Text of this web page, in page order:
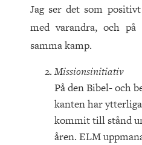
Jag ser det som
med varandra, och
samma kamp.
Missionsinitiativ
På den Bibel- och
kanten har
kommit till stånd
åren. ELM